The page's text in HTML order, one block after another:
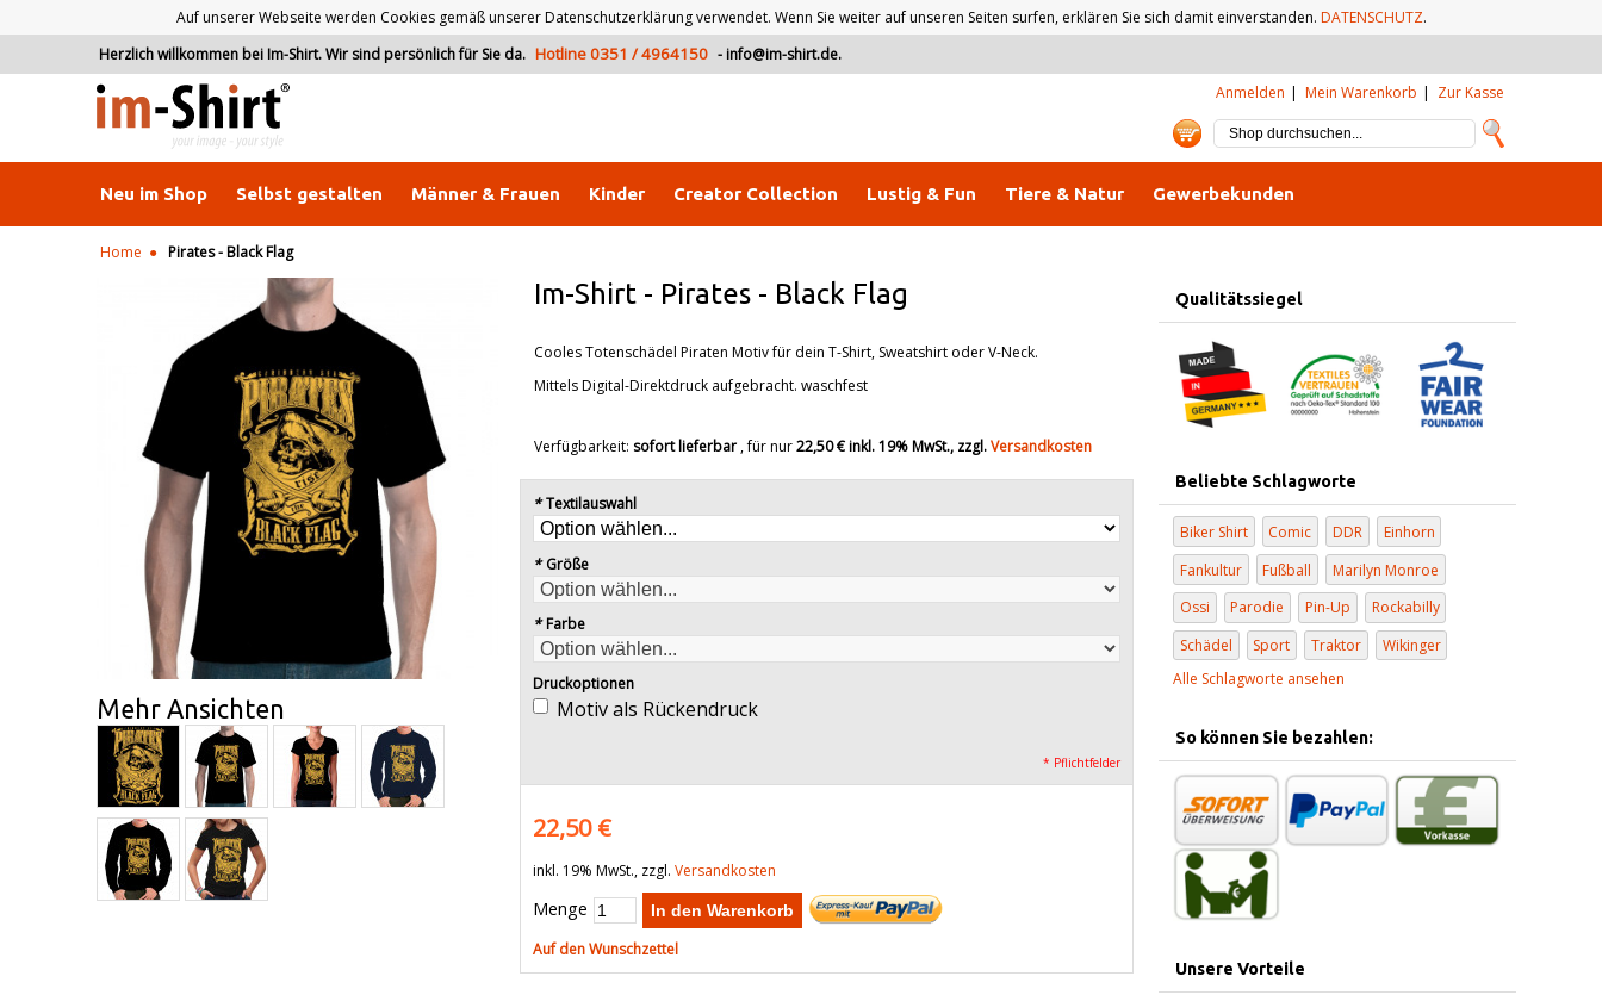
Auf unserer Webseite werden Cookies gemäß unserer Datenschutzerklärung verwendet. Wenn Sie weiter auf unseren Seiten surfen, erklären Sie sich damit einverstanden. DATENSCHUTZ.
Herzlich willkommen bei Im-Shirt. Wir sind persönlich für Sie da. Hotline 0351 / 4964150 - info@im-shirt.de.
Anmelden
Mein Warenkorb Zur Kasse
Neu im Shop Selbst gestalten Männer & Frauen Kinder Creator Collection Lustig & Fun Tiere & Natur Gewerbekunden
Home Pirates - Black Flag
Im-Shirt - Pirates - Black Flag
Mehr Ansichten
Cooles Totenschädel Piraten Motiv für dein T-Shirt, Sweatshirt oder V-Neck.
Mittels Digital-Direktdruck aufgebracht. waschfest
Verfügbarkeit:sofort lieferbar , für nur22,50 €inkl. 19% MwSt., zzgl.Versandkosten
* Textilauswahl
* Größe
* Farbe
Druckoptionen
Motiv als Rückendruck
* Pflichtfelder
22,50 €
inkl. 19% MwSt., zzgl.Versandkosten
Menge In den Warenkorb
Auf den Wunschzettel
Qualitätssiegel
Beliebte Schlagworte
Biker Shirt Comic DDR
Einhorn
Fankultur
Fußball
Marilyn Monroe
Ossi
Parodie Pin-Up
Rockabilly
Schädel
Sport Traktor
Wikinger
Alle Schlagworte ansehen
So können Sie bezahlen:
Unsere Vorteile